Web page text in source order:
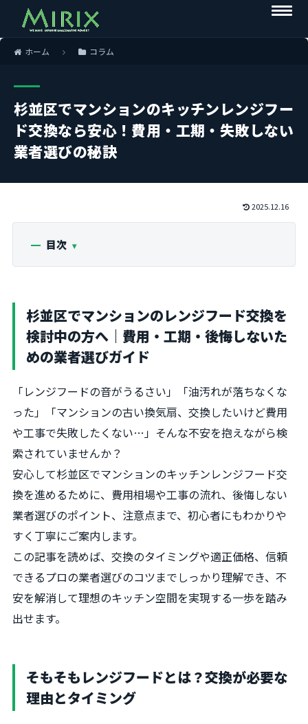
ホーム コラム
杉並区でマンションのキッチンレンジフー
ド交換なら安心！費用・工期・失敗しない
業者選びの秘訣
2025.12.16
目次
杉並区でマンションのレンジフード交換を
検討中の方へ｜費用・工期・後悔しないた
めの業者選びガイド
「レンジフードの音がうるさい」「油汚れが落ちなくな
った」「マンションの古い換気扇、交換したいけど費用
や工事で失敗したくない…」そんな不安を抱えながら検
索されていませんか？
安心して杉並区でマンションのキッチンレンジフード交
換を進めるために、費用相場や工事の流れ、後悔しない
業者選びのポイント、注意点まで、初心者にもわかりや
すく丁寧にご案内します。
この記事を読めば、交換のタイミングや適正価格、信頼
できるプロの業者選びのコツまでしっかり理解でき、不
安を解消して理想のキッチン空間を実現する一歩を踏み
出せます。
そもそもレンジフードとは？交換が必要な
理由とタイミング